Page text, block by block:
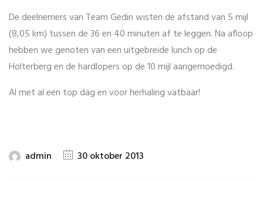
De deelnemers van Team Gedin wisten de afstand van 5 mijl
(8,05 km) tussen de 36 en 40 minuten af te leggen. Na afloop
hebben we genoten van een uitgebreide lunch op de
Holterberg en de hardlopers op de 10 mijl aangemoedigd.
Al met al een top dag en voor herhaling vatbaar!
admin 30 oktober 2013